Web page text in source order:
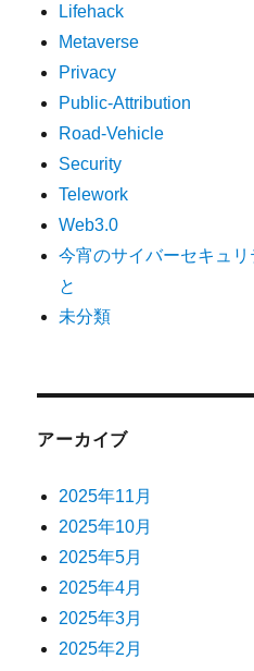
Lifehack
Metaverse
Privacy
Public-Attribution
Road-Vehicle
Security
Telework
Web3.0
今宵のサイバーセキュ
と
未分類
アーカイブ
2025年11月
2025年10月
2025年5月
2025年4月
2025年3月
2025年2月